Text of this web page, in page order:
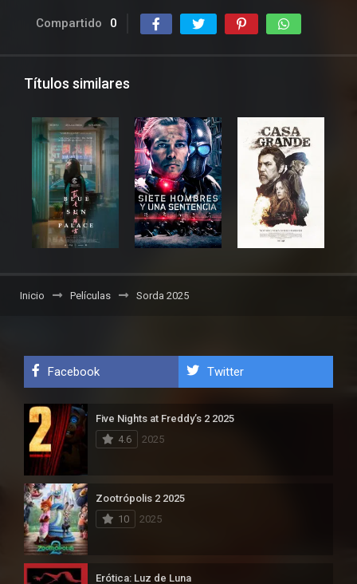
Compartido 0
Títulos similares
Inicio Películas Sorda 2025
Facebook Twitter
Five Nights at Freddy’s 2 2025
4.6
2025
Zootrópolis 2 2025
10
2025
Erótica: Luz de Luna